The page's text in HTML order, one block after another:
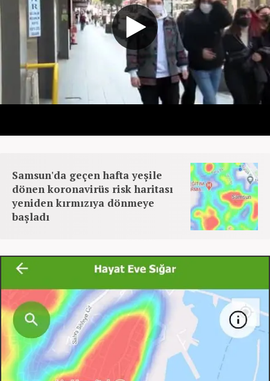
Samsun'da geçen hafta yeşile
dönen koronavirüs risk haritası
yeniden kırmızıya dönmeye
başladı